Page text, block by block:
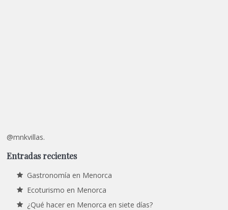
@mnkvillas.
Entradas recientes
Gastronomía en Menorca
Ecoturismo en Menorca
¿Qué hacer en Menorca en siete días?